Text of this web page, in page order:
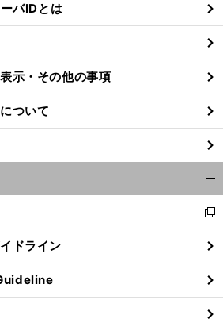
本一を予感させる斎藤佑樹の復活と大谷翔平の覚醒
前
る
バIDとは
示・その他の事項
ついて
閉
る
新
し
い
ウ
ィ
ン
ド
ドライン